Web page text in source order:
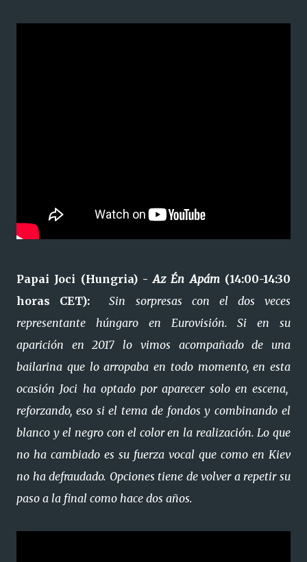
Papai Joci (Hungria) -Az Én Apám(14:00-14:30
horas CET):
Sin sorpresas con el dos veces
representante húngaro en Eurovisión. Si en su
aparición en 2017 lo vimos acompañado de una
bailarina que lo arropaba en todo momento, en esta
ocasión Joci ha optado por aparecer solo en escena,
reforzando, eso si el tema de fondos y combinando el
blanco y el negro con el color en la realización. Lo que
no ha cambiado es su fuerza vocal que como en Kiev
no ha defraudado. Opciones tiene de volver a repetir su
paso a la final como hace dos años.